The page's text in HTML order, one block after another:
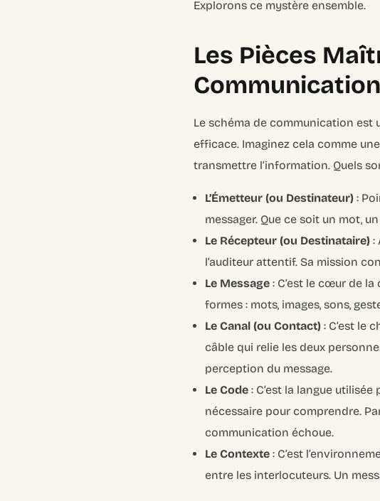
Explorons ce mystère ensemble.
Les Pièces
Le schéma de communication
efficace. Imaginez cela comme
transmettre l’information. Quels
L’Émetteur (ou Destinateur) :
messager. Que ce soit un mot,
Le Récepteur (ou Destinataire) :
l’auditeur attentif. Sa mission
Le Message : C’est le cœur de
formes : mots, images, sons,
Le Canal (ou Contact) : C’est le
câble qui relie les deux
perception du message.
Le Code : C’est la langue
nécessaire pour comprendre.
communication échoue.
Le Contexte : C’est
entre les interlocuteurs. Un